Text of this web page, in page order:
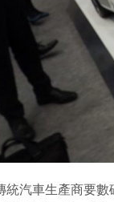
統汽車生產商要